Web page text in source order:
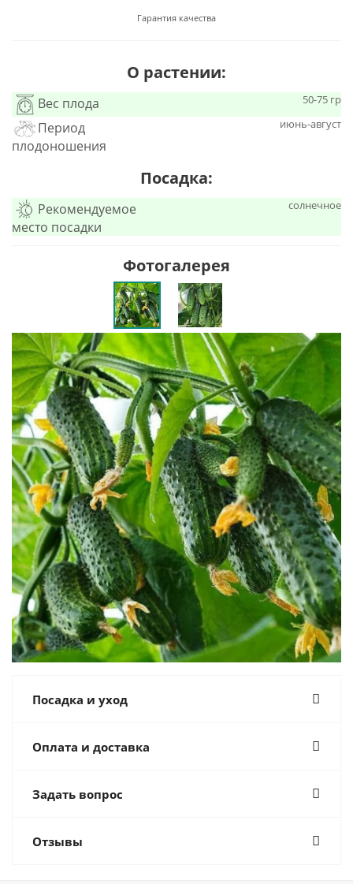
Гарантия качества
О растении:
Вес плода 50-75 гр
Период
плодоношения
июнь-август
Посадка:
Рекомендуемое
место посадки
солнечное
Фотогалерея
Посадка и уход
Оплата и доставка
Задать вопрос
Отзывы